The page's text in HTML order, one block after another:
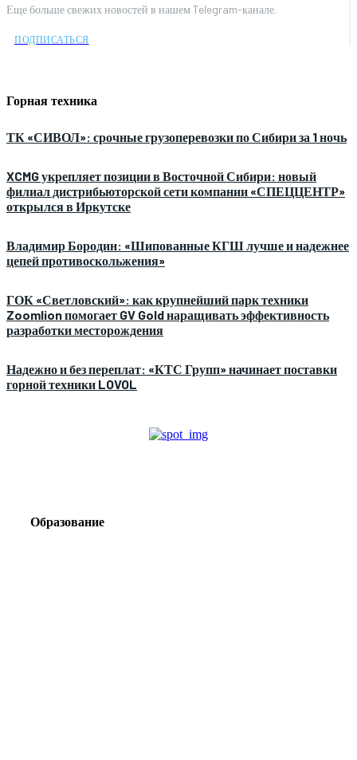
Еще больше свежих новостей в нашем Telegram-канале.
ПОДПИСАТЬСЯ
Горная техника
ТК «СИВОЛ»: срочные грузоперевозки по Сибири за 1 ночь
XCMG укрепляет позиции в Восточной Сибири: новый
филиал дистрибьюторской сети компании «СПЕЦЦЕНТР»
открылся в Иркутске
Владимир Бородин: «Шипованные КГШ лучше и надежнее
цепей противоскольжения»
ГОК «Светловский»: как крупнейший парк техники
Zoomlion помогает GV Gold наращивать эффективность
разработки месторождения
Надежно и без переплат: «КТС Групп» начинает поставки
горной техники LOVOL
Образование